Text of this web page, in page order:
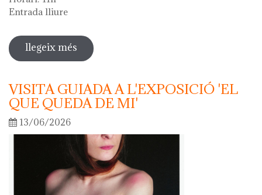
Entrada lliure
llegeix més sobre visita guiada a l'exposició 'anar
a la font'
VISITA GUIADA A L'EXPOSICIÓ 'EL
QUE QUEDA DE MI'
13/06/2026